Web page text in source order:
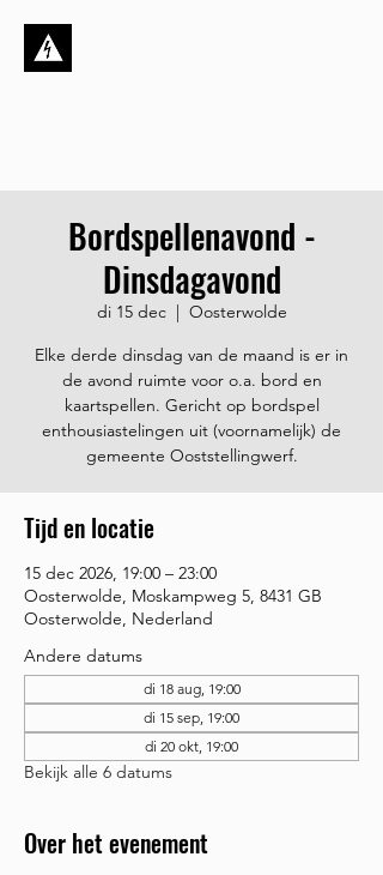
Bordspellenavond -
Dinsdagavond
di 15 dec
  |
Oosterwolde
Elke derde dinsdag van de maand is er in
de avond ruimte voor o.a. bord en
kaartspellen. Gericht op bordspel
enthousiastelingen uit (voornamelijk) de
gemeente Ooststellingwerf.
Tijd en locatie
15 dec 2026, 19:00 – 23:00
Oosterwolde, Moskampweg 5, 8431 GB
Oosterwolde, Nederland
Andere datums
di 18 aug, 19:00
di 15 sep, 19:00
di 20 okt, 19:00
Bekijk alle 6 datums
Over het evenement